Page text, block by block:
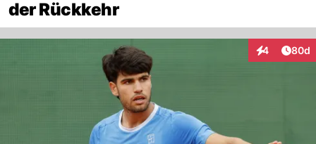
der Rückkehr
4
Interaktionen
80d